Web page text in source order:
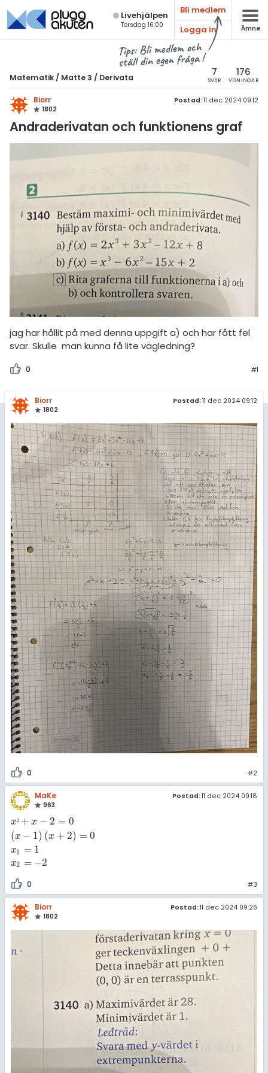
Live­hjälpen
Torsdag 16:00
Bli medlem
Logga in
Ämne
Tips: Bli medlem och
ställ din egen fråga !
Matematik / Matte 3 / Derivata 7
SVAR
176
VISNINGAR
Biorr
1802
Postad:11 dec 2024 09:12
Andraderivatan och funktionens graf
jag har hållit på med denna uppgift a) och har fått fel
svar. Skulle man kunna få lite vägledning?
0 #1
Biorr
1802
Postad:11 dec 2024 09:12
0 #2
MaKe
963
Postad:11 dec 2024 09:18
x² + x − 2 = 0
(x − 1) (x + 2) = 0
x1 = 1
x2 = −2
x²+x-2=0 x- x+ 2=
0 #3
Biorr
1802
Postad:11 dec 2024 09:26
Alla ämnen
Alla trådar
7
9
Matematik
Matte 3
Algebraiska uttryck
Integraler
Trigonometri
Livehjälpen
Topplistor
För lärare
Cookie-inställningar
högskolan
diskussioner
& Bygg
ämnen
diskussioner